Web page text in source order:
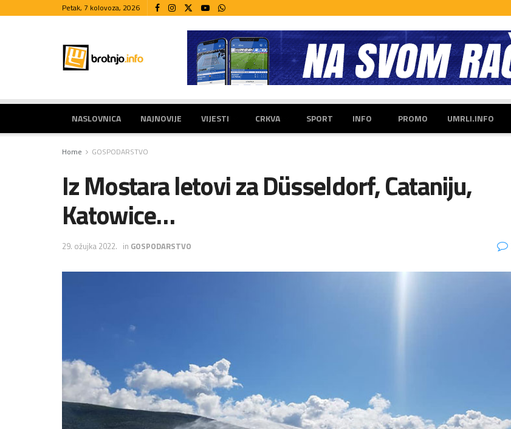
Petak, 7 kolovoza, 2026
NASLOVNICA NAJNOVIJE VIJESTI CRKVA SPORT INFO PROMO UMRLI.INFO
Home GOSPODARSTVO
Iz Mostara letovi za Düsseldorf, Cataniju,
Katowice…
29. ožujka 2022. in GOSPODARSTVO